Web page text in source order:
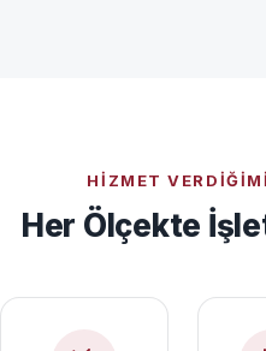
HIZMET
Her Ölçekte